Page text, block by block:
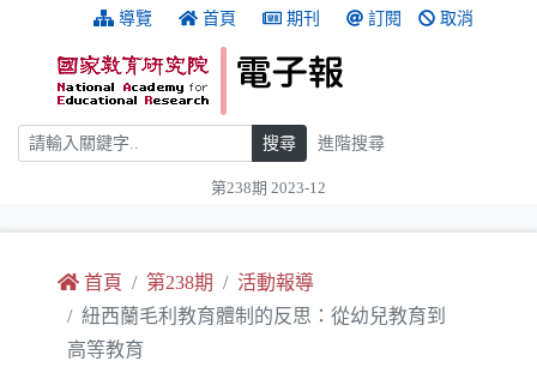
跳到主要內容 導覽 首頁 期刊 訂閱 取消
搜尋 搜尋 進階搜尋
第238期 2023-12
首頁 第238期
活動報導
紐西蘭毛利教育體制的反思：從幼兒教育到
高等教育